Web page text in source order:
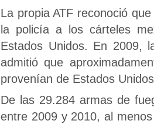
La propia ATF reconoció
la policía a los cárteles
Estados Unidos. En 2009,
admitió que
provenían de Estados
De las 29.284 armas de
entre 2009 y 2010, al